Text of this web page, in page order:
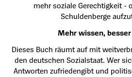
mehr soziale Gerechtigkeit -
Schuldenberge
Mehr wissen,
Dieses Buch räumt auf mit
den deutschen Sozialstaat. Wer
Antworten zufriedengibt und